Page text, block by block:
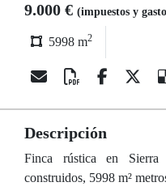
9.000 € (impuestos y
5998 m2
Descripción
Finca rústica en
construidos, 5998 m²